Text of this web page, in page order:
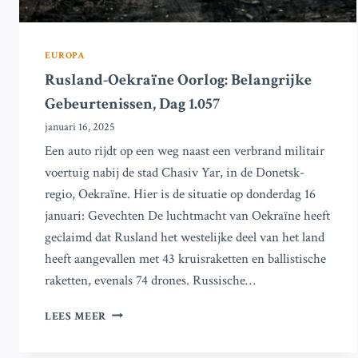
EUROPA
Rusland-Oekraïne Oorlog: Belangrijke
Gebeurtenissen, Dag 1.057
januari 16, 2025
Een auto rijdt op een weg naast een verbrand militair
voertuig nabij de stad Chasiv Yar, in de Donetsk-
regio, Oekraïne. Hier is de situatie op donderdag 16
januari: Gevechten De luchtmacht van Oekraïne heeft
geclaimd dat Rusland het westelijke deel van het land
heeft aangevallen met 43 kruisraketten en ballistische
raketten, evenals 74 drones. Russische…
LEES MEER RUSLAND-